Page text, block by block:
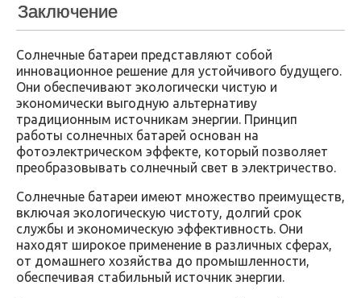
Заключение
Солнечные батареи представляют собой
инновационное решение для устойчивого будущего.
Они обеспечивают экологически чистую и
экономически выгодную альтернативу
традиционным источникам энергии. Принцип
работы солнечных батарей основан на
фотоэлектрическом эффекте, который позволяет
преобразовывать солнечный свет в электричество.
Солнечные батареи имеют множество преимуществ,
включая экологическую чистоту, долгий срок
службы и экономическую эффективность. Они
находят широкое применение в различных сферах,
от домашнего хозяйства до промышленности,
обеспечивая стабильный источник энергии.